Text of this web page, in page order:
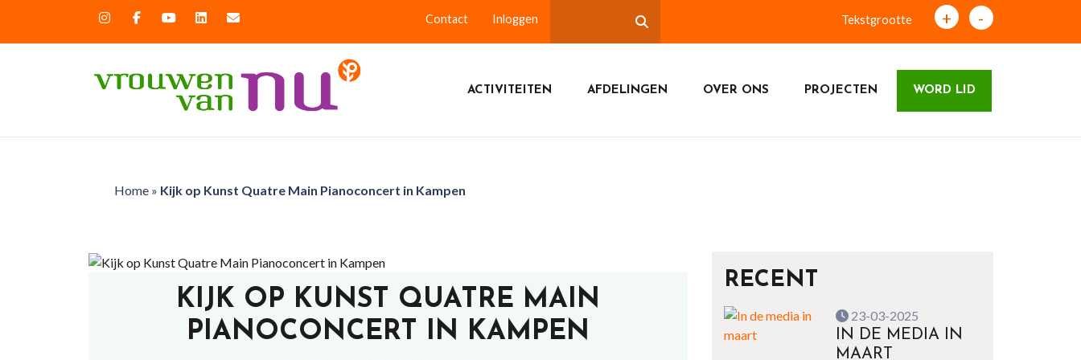
Contact Inloggen Tekstgrootte + -
ACTIVITEITEN AFDELINGEN OVER ONS PROJECTEN WORD LID
Home» Kijk op Kunst Quatre Main Pianoconcert in Kampen
KIJK OP KUNST QUATRE MAIN
PIANOCONCERT IN KAMPEN
RECENT
23-03-2025
IN DE MEDIA IN
MAART